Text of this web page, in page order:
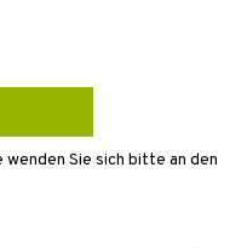
Sie sich bitte an den